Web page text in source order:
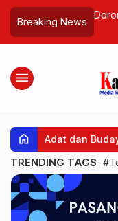
Breaking News
Angkatan 46 UKI
Penunjuk Arah
Lewat QR Code
di
menu
home Adat dan
TRENDING TAGS